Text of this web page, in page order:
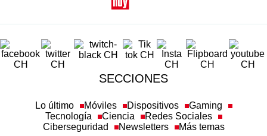
SECCIONES
Lo último Móviles Dispositivos
Gaming
Tecnología
Ciencia
Redes Sociales
Ciberseguridad
Newsletters Más temas